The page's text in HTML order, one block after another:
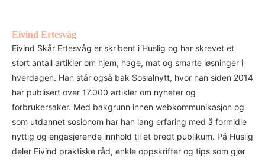
Eivind Ertesvåg
Eivind Skår Ertesvåg er skribent i Huslig og har skrevet et
stort antall artikler om hjem, hage, mat og smarte løsninger i
hverdagen. Han står også bak Sosialnytt, hvor han siden 2014
har publisert over 17.000 artikler om nyheter og
forbrukersaker. Med bakgrunn innen webkommunikasjon og
som utdannet sosionom har han lang erfaring med å formidle
nyttig og engasjerende innhold til et bredt publikum. På Huslig
deler Eivind praktiske råd, enkle oppskrifter og tips som gjør